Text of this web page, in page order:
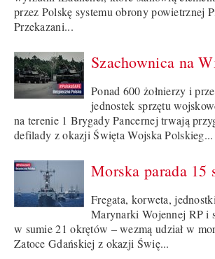
przez Polskę systemu obrony powietrznej
Przekazani...
Szachownica na
Ponad 600 żołnierzy i
jednostek sprzętu
na terenie 1 Brygady Pancernej trwają
defilady z okazji Święta Wojska Polskieg...
Morska parada 15
Fregata, korweta,
Marynarki Wojennej RP i
w sumie 21 okrętów – wezmą udział w
Zatoce Gdańskiej z okazji Świę...